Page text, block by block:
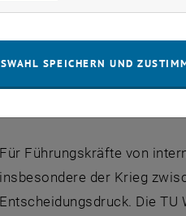
Für Führungskräfte von
insbesondere der Krieg
Entscheidungsdruck. Die
SPEICHERN UND